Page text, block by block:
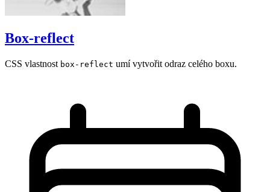
Box-reflect
CSS vlastnost box-reflect umí vytvořit odraz celého boxu.